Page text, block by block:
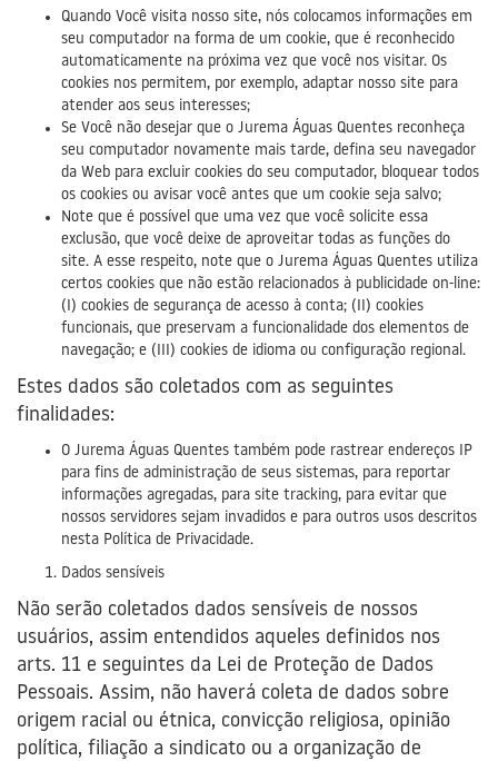
Quando Você visita nosso site, nós colocamos informações em
seu computador na forma de um cookie, que é reconhecido
automaticamente na próxima vez que você nos visitar. Os
cookies nos permitem, por exemplo, adaptar nosso site para
atender aos seus interesses;
Se Você não desejar que o Jurema Águas Quentes reconheça
seu computador novamente mais tarde, defina seu navegador
da Web para excluir cookies do seu computador, bloquear todos
os cookies ou avisar você antes que um cookie seja salvo;
Note que é possível que uma vez que você solicite essa
exclusão, que você deixe de aproveitar todas as funções do
site. A esse respeito, note que o Jurema Águas Quentes utiliza
certos cookies que não estão relacionados à publicidade on-line:
(I) cookies de segurança de acesso à conta; (II) cookies
funcionais, que preservam a funcionalidade dos elementos de
navegação; e (III) cookies de idioma ou configuração regional.
Estes dados são coletados com as seguintes
finalidades:
O Jurema Águas Quentes também pode rastrear endereços IP
para fins de administração de seus sistemas, para reportar
informações agregadas, para site tracking, para evitar que
nossos servidores sejam invadidos e para outros usos descritos
nesta Política de Privacidade.
Dados sensíveis
Não serão coletados dados sensíveis de nossos
usuários, assim entendidos aqueles definidos nos
arts. 11 e seguintes da Lei de Proteção de Dados
Pessoais. Assim, não haverá coleta de dados sobre
origem racial ou étnica, convicção religiosa, opinião
política, filiação a sindicato ou a organização de